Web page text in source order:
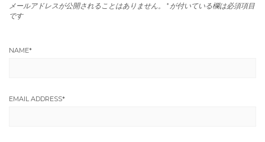
メールアドレスが公開されることはありません。 * が付いている欄は必須項目
です
NAME*
EMAIL ADDRESS*